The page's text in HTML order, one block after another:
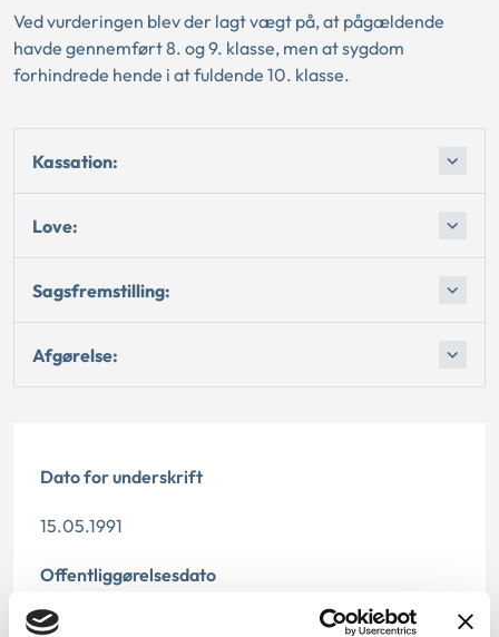
Ved vurderingen blev der lagt vægt på, at pågældende
havde gennemført 8. og 9. klasse, men at sygdom
forhindrede hende i at fuldende 10. klasse.
Kassation:
Love:
Sagsfremstilling:
Afgørelse:
Dato for underskrift
15.05.1991
Offentliggørelsesdato
12.07.2013